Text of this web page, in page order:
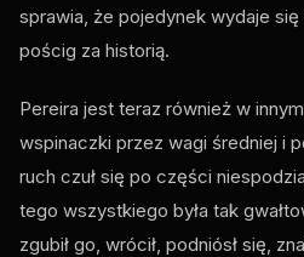
sprawia, że pojedynek wydaje
pościg za historią.
Pereira jest teraz również w
wspinaczki przez wagi średniej i
ruch czuł się po części
tego wszystkiego była tak
zgubił go, wrócił, podniósł się,